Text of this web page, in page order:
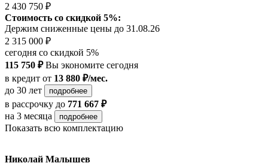
2 430 750 ₽
Стоимость со скидкой 5%:
Держим сниженные цены до 31.08.26
2 315 000 ₽
сегодня со скидкой 5%
115 750 ₽Вы экономите сегодня
в кредит от 13 880 ₽/мес.
до 30 лет
подробнее
в рассрочку до 771 667 ₽
на 3 месяца
подробнее
Показать всю комплектацию
Николай Малышев